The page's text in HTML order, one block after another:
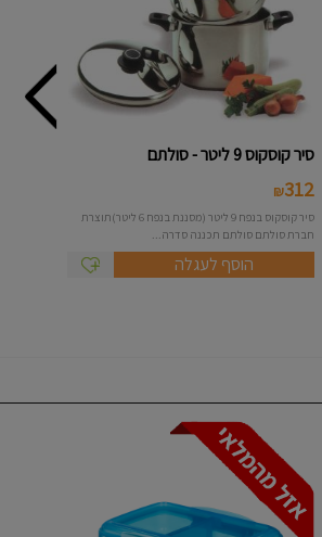
סיר קוסקוס 9 ליטר - סולתם
312
₪
סיר קוסקוס בנפח 9 ליטר (מסננת בנפח 6 ליטר)תוצרת
חברת סולתם סולתם תכננה סדרה...
הוסף לעגלה